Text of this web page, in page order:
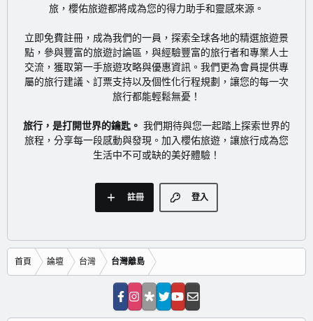
旅，櫻佑旅遊都將成為您的得力助手和靈感來源。
立即免費註冊 ，成為我們的一員，探索全球各地的精選旅遊景
點，參與豐富的旅遊討論區，與經驗豐富的旅行者和專業人士
交流，獲取第一手旅遊攻略與優惠資訊。我們更為會員提供專
屬的旅行建議、訂票支持以及個性化行程規劃，讓您的每一次
旅行都能輕鬆無憂！
旅行，是打開世界的鑰匙。 我們期待與您一起踏上探索世界的
旅程，分享每一段感動與發現。加入櫻佑旅遊，讓旅行成為您
生活中不可或缺的美好體驗！
登入
註冊
首頁 論壇 台灣 台灣離島